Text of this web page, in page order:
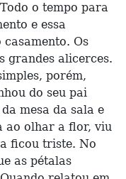
o tempo para
e essa
Os
grandes alicerces.
porém,
do seu pai
mesa da sala e
ao olhar a flor, viu
ficou triste. No
as pétalas